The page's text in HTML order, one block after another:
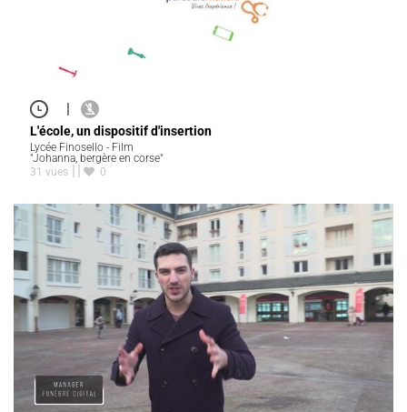
|
L'école, un dispositif d'insertion
Lycée Finosello - Film
"Johanna, bergère en corse"
31 vues
0